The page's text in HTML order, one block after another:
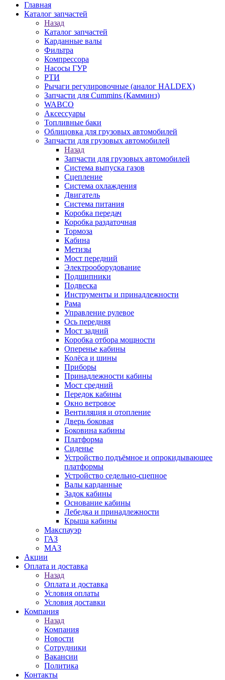
Главная
Каталог запчастей
Назад
Каталог запчастей
Карданные валы
Фильтра
Компрессора
Насосы ГУР
РТИ
Рычаги регулировочные (аналог HALDEX)
Запчасти для Cummins (Камминз)
WABCO
Аксессуары
Топливные баки
Облицовка для грузовых автомобилей
Запчасти для грузовых автомобилей
Назад
Запчасти для грузовых автомобилей
Система выпуска газов
Сцепление
Система охлаждения
Двигатель
Система питания
Коробка передач
Коробка раздаточная
Тормоза
Кабина
Метизы
Мост передний
Электрооборудование
Подшипники
Подвеска
Инструменты и принадлежности
Рама
Управление рулевое
Ось передняя
Мост задний
Коробка отбора мощности
Оперенье кабины
Колёса и шины
Приборы
Принадлежности кабины
Мост средний
Передок кабины
Окно ветровое
Вентиляция и отопление
Дверь боковая
Боковина кабины
Платформа
Сиденье
Устройство подъёмное и опрокидывающее
платформы
Устройство седельно-сцепное
Валы карданные
Задок кабины
Основание кабины
Лебедка и принадлежности
Крыша кабины
Макспауэр
ГАЗ
МАЗ
Акции
Оплата и доставка
Назад
Оплата и доставка
Условия оплаты
Условия доставки
Компания
Назад
Компания
Новости
Сотрудники
Вакансии
Политика
Контакты